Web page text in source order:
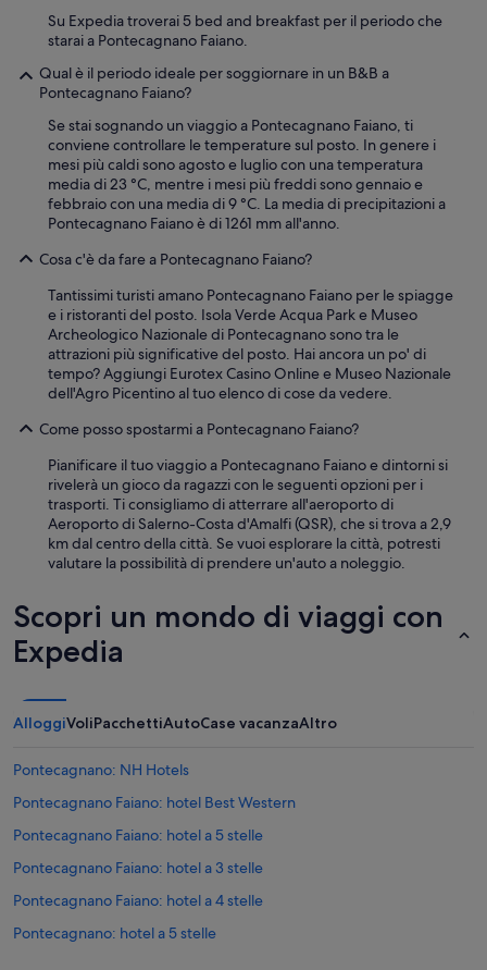
Su Expedia troverai 5 bed and breakfast per il periodo che
starai a Pontecagnano Faiano.
Qual è il periodo ideale per soggiornare in un B&B a
Pontecagnano Faiano?
Se stai sognando un viaggio a Pontecagnano Faiano, ti
conviene controllare le temperature sul posto. In genere i
mesi più caldi sono agosto e luglio con una temperatura
media di 23 °C, mentre i mesi più freddi sono gennaio e
febbraio con una media di 9 °C. La media di precipitazioni a
Pontecagnano Faiano è di 1261 mm all'anno.
Cosa c'è da fare a Pontecagnano Faiano?
Tantissimi turisti amano Pontecagnano Faiano per le spiagge
e i ristoranti del posto. Isola Verde Acqua Park e Museo
Archeologico Nazionale di Pontecagnano sono tra le
attrazioni più significative del posto. Hai ancora un po' di
tempo? Aggiungi Eurotex Casino Online e Museo Nazionale
dell'Agro Picentino al tuo elenco di cose da vedere.
Come posso spostarmi a Pontecagnano Faiano?
Pianificare il tuo viaggio a Pontecagnano Faiano e dintorni si
rivelerà un gioco da ragazzi con le seguenti opzioni per i
trasporti. Ti consigliamo di atterrare all'aeroporto di
Aeroporto di Salerno-Costa d'Amalfi (QSR), che si trova a 2,9
km dal centro della città. Se vuoi esplorare la città, potresti
valutare la possibilità di prendere un'auto a noleggio.
Scopri un mondo di viaggi con
Expedia
AlloggiVoliPacchettiAutoCase vacanzaAltro
Pontecagnano: NH Hotels
Pontecagnano Faiano: hotel Best Western
Pontecagnano Faiano: hotel a 5 stelle
Pontecagnano Faiano: hotel a 3 stelle
Pontecagnano Faiano: hotel a 4 stelle
Pontecagnano: hotel a 5 stelle